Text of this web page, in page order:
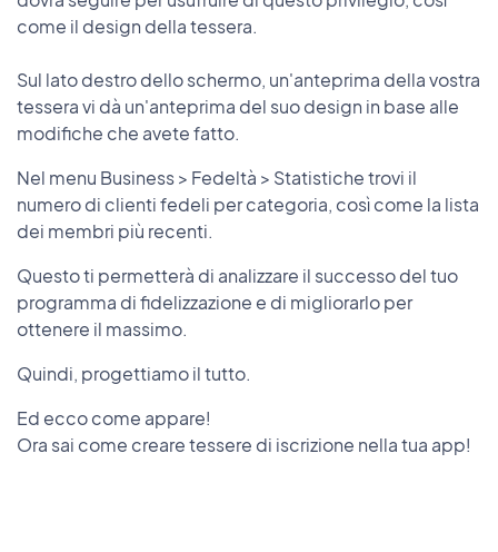
come il design della tessera.
Sul lato destro dello schermo, un'anteprima della vostra
tessera vi dà un'anteprima del suo design in base alle
modifiche che avete fatto.
Nel menu Business > Fedeltà > Statistiche trovi il
numero di clienti fedeli per categoria, così come la lista
dei membri più recenti.
Questo ti permetterà di analizzare il successo del tuo
programma di fidelizzazione e di migliorarlo per
ottenere il massimo.
Quindi, progettiamo il tutto.
Ed ecco come appare!
Ora sai come creare tessere di iscrizione nella tua app!